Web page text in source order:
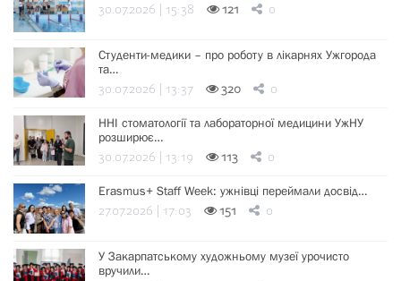
30.07.2026 | 15:38 121 0
Студенти-медики – про роботу в лікарнях Ужгорода
та…
30.07.2026 | 13:37 320 0
ННІ стоматології та лабораторної медицини УжНУ
розширює…
30.07.2026 | 13:19 113 0
Erasmus+ Staff Week: ужнівці переймали досвід…
27.07.2026 | 17:03 151 0
У Закарпатському художньому музеї урочисто
вручили…